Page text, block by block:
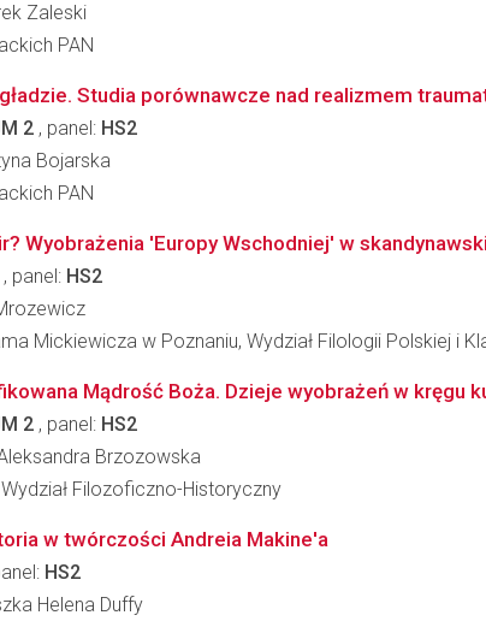
Zaleski
PAN
Studia porównawcze nad realizmem
2 , panel: HS2
Bojarska
PAN
Wyobrażenia 'Europy Wschodniej' w
, panel: HS2
Mickiewicza w Poznaniu, Wydział Filologii Polskiej i
Mądrość Boża. Dzieje wyobrażeń w kręgu
2 , panel: HS2
Brzozowska
Filozoficzno-Historyczny
w twórczości Andreia Makine'a
HS2
Helena Duffy